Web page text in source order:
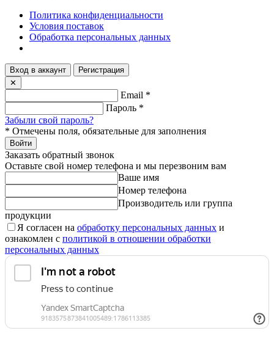
Политика конфиденциальности
Условия поставок
Обработка персональных данных
Вход в аккаунт
Регистрация
✕
Email *
Пароль *
Забыли свой пароль?
* Отмечены поля, обязательные для заполнения
Войти
Заказать обратный звонок
Оставьте свой номер телефона и мы перезвоним вам
Ваше имя
Номер телефона
Производитель или группа
продукции
Я согласен на обработку персональных данных и
ознакомлен с политикой в отношении обработки
персональных данных